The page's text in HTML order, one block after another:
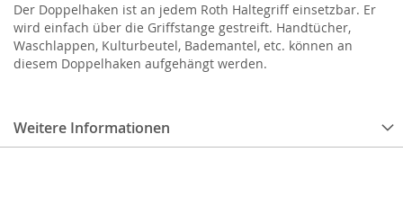
Weitere Informationen
Der Doppelhaken ist an jedem Roth Haltegriff einsetzbar. Er
wird einfach über die Griffstange gestreift. Handtücher,
Waschlappen, Kulturbeutel, Bademantel, etc. können an
diesem Doppelhaken aufgehängt werden.